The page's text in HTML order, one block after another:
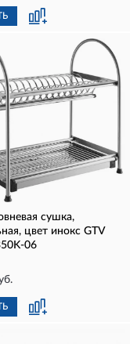
сушка,
цвет инокс GTV
06